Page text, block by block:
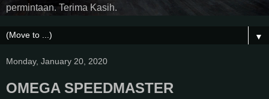
permintaan. Terima Kasih.
▼
Monday, January 20, 2020
OMEGA SPEEDMASTER